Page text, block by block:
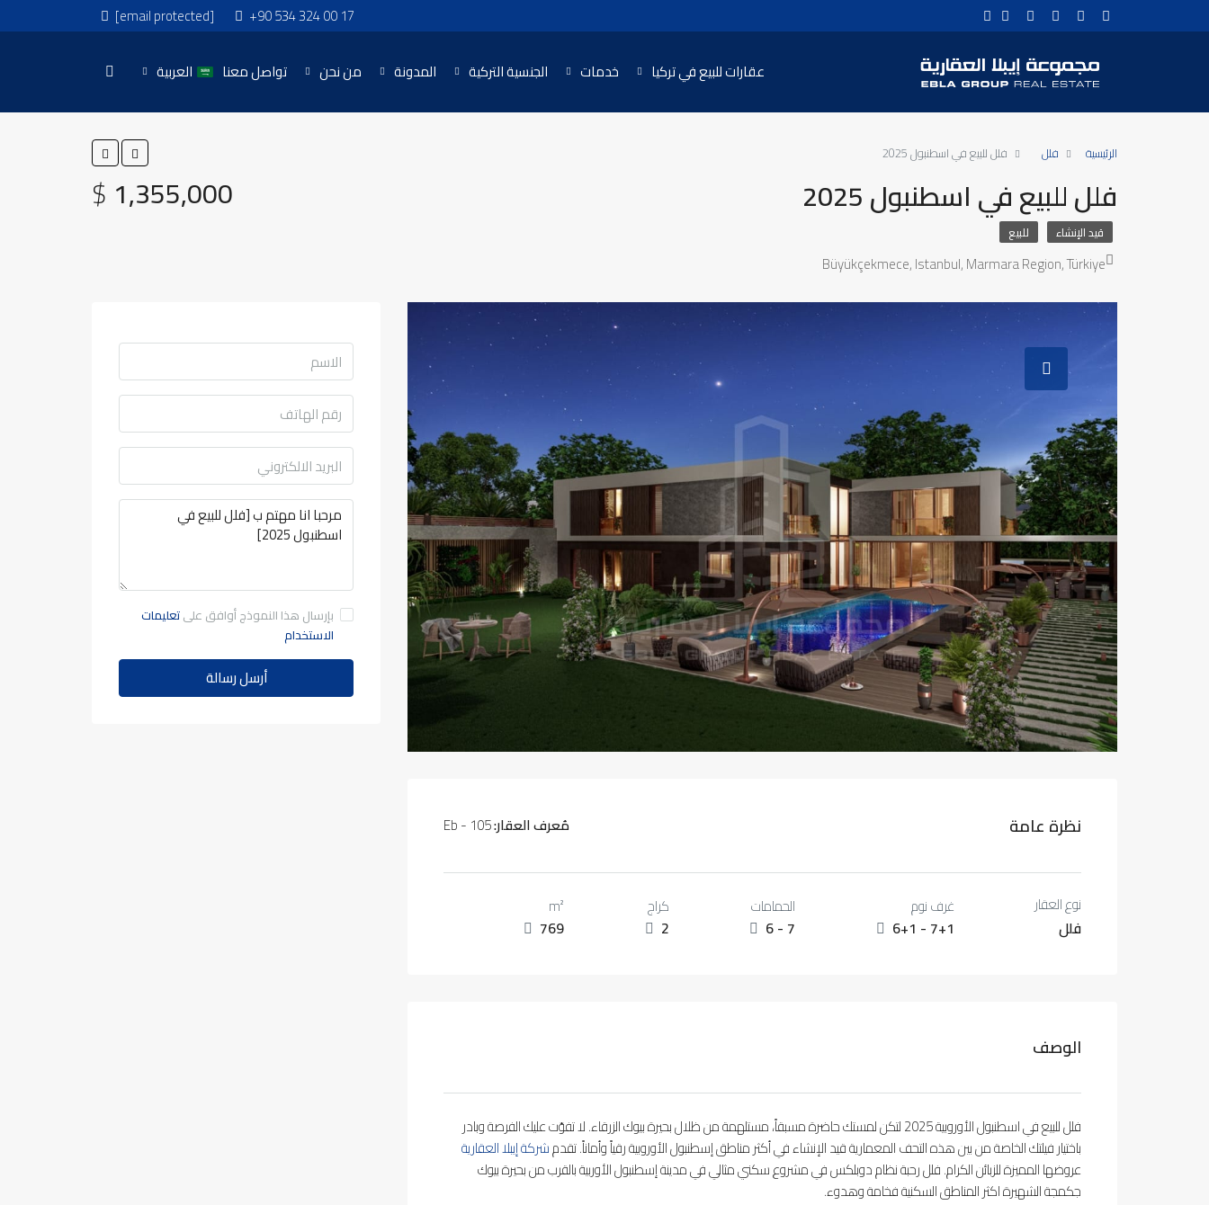
+90 534 324 00 17
[email protected]
عقارات للبيع في تركيا خدمات الجنسية التركية المدونة من نحن تواصل معنا العربية
الرئيسية فلل فلل للبيع في اسطنبول 2025
فلل للبيع في اسطنبول 2025 $ 1,355,000
قيد الإنشاء للبيع
Büyükçekmece, Istanbul, Marmara Region, Türkiye
نظرة عامة مُعرف العقار:
فلل
نوع العقار
6+1 - 7+1
غرف نوم
6 - 7
الحمامات
2
كراج
769
m²
الوصف
فلل للبيع في اسطنبول الأوروبية 2025 لتكن لمستك حاضرة مسبقاً، مستلهمة من ظلال بحيرة بيوك الزرقاء. لا تفوّت عليك الفرصة وبادر
باختيار فيلتك الخاصة من بين هذه التحف المعمارية قيد الإنشاء في أكثر مناطق إسطنبول الأوروبية رقياً وأماناً. تقدمشركة إيبلا العقارية
عروضها المميزة للزبائن الكرام. فلل رحبة نظام دوبلكس في مشروع سكني مثالي في مدينة إسطنبول الأوربية بالقرب من بحيرة بيوك
جكمجة الشهيرة اكثر المناطق السكنية فخامة وهدوء.
بإرسال هذا النموذج أوافق علىتعليمات
الاستخدام
أرسل رسالة